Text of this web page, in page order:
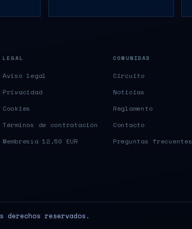
LEGAL
Aviso legal
Privacidad
Cookies
Términos de contratación
Membresía 12,50 EUR
COMUNIDAD
Circuito
Noticias
Reglamento
Contacto
Preguntas frecuentes
derechos reservados.